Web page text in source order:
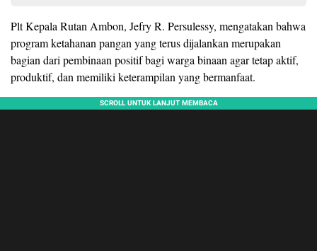
Plt Kepala Rutan Ambon, Jefry R. Persulessy, mengatakan bahwa
program ketahanan pangan yang terus dijalankan merupakan
bagian dari pembinaan positif bagi warga binaan agar tetap aktif,
produktif, dan memiliki keterampilan yang bermanfaat.